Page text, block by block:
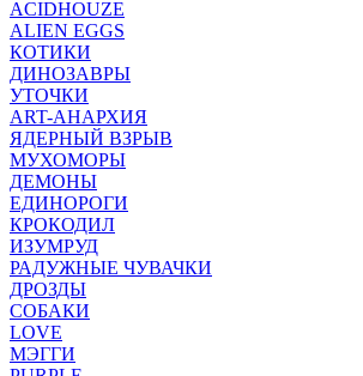
ACIDHOUZE
ALIEN EGGS
КОТИКИ
ДИНОЗАВРЫ
УТОЧКИ
ART-АНАРХИЯ
ЯДЕРНЫЙ ВЗРЫВ
МУХОМОРЫ
ДЕМОНЫ
ЕДИНОРОГИ
КРОКОДИЛ
ИЗУМРУД
РАДУЖНЫЕ ЧУВАЧКИ
ДРОЗДЫ
СОБАКИ
LOVE
МЭГГИ